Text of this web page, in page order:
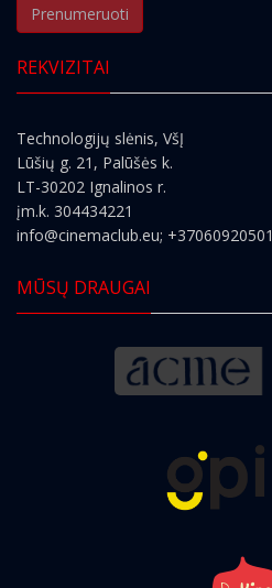
Prenumeruoti
REKVIZITAI
Technologijų slėnis, VšĮ
Lūšių g. 21, Palūšės k.
LT-30202 Ignalinos r.
įm.k. 304434221
info@cinemaclub.eu; +37060920501
MŪSŲ DRAUGAI